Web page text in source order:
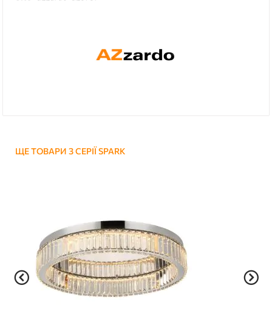
ЩЕ ТОВАРИ З СЕРІЇ SPARK